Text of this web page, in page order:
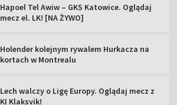
Hapoel Tel Awiw – GKS Katowice. Oglądaj
mecz el. LK! [NA ŻYWO]
Holender kolejnym rywalem Hurkacza na
kortach w Montrealu
Lech walczy o Ligę Europy. Oglądaj mecz z
KI Klaksvik!